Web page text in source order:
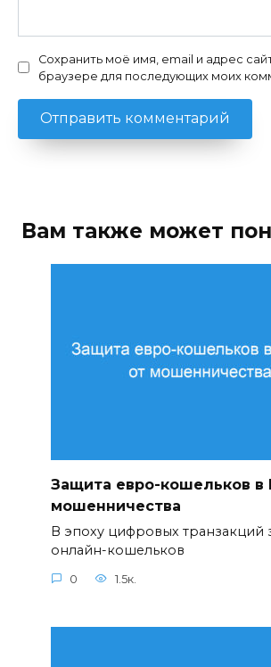
Сохранить моё имя, email и адрес
браузере для последующих моих
Вам также может
Защита евро-кошельков в
мошенничества
В эпоху цифровых транзакций
онлайн-кошельков
0 1.5к.